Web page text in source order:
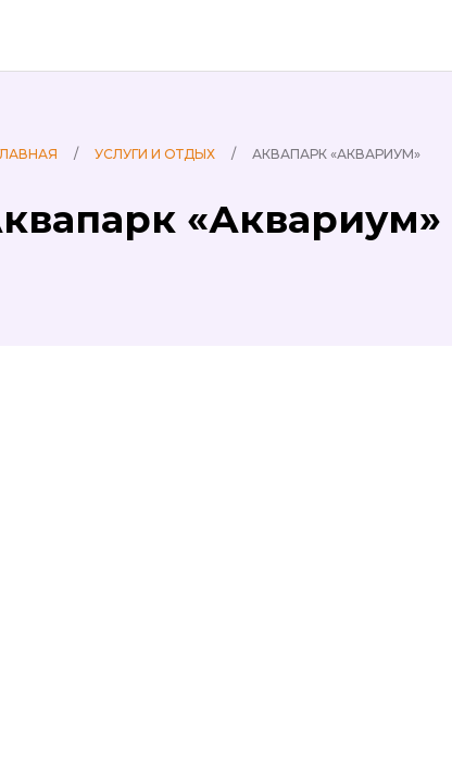
/ УСЛУГИ И ОТДЫХ / АКВАПАРК «АКВАРИУМ»
«Аквариум»